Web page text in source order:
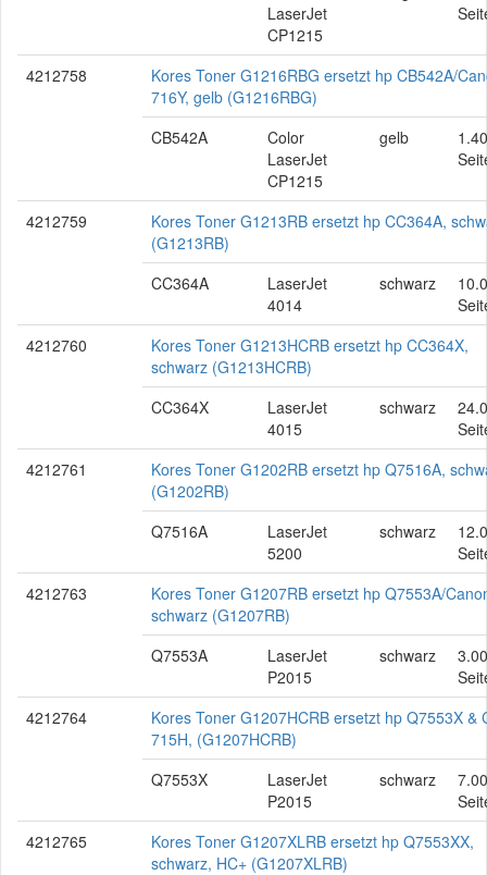
LaserJet
CP1215
4212758
Kores Toner G1216RBG ersetzt hp CB542A/
716Y, gelb (G1216RBG)
CB542A
Color
LaserJet
CP1215
gelb
4212759
Kores Toner G1213RB ersetzt hp CC364A,
(G1213RB)
CC364A
LaserJet
4014
schwarz
4212760
Kores Toner G1213HCRB ersetzt hp CC364X,
schwarz (G1213HCRB)
CC364X
LaserJet
4015
schwarz
4212761
Kores Toner G1202RB ersetzt hp Q7516A,
(G1202RB)
Q7516A
LaserJet
5200
schwarz
4212763
Kores Toner G1207RB ersetzt hp Q7553A/
schwarz (G1207RB)
Q7553A
LaserJet
P2015
schwarz
4212764
Kores Toner G1207HCRB ersetzt hp Q7553X &
715H, (G1207HCRB)
Q7553X
LaserJet
P2015
schwarz
4212765
Kores Toner G1207XLRB ersetzt hp Q7553XX,
schwarz, HC+ (G1207XLRB)